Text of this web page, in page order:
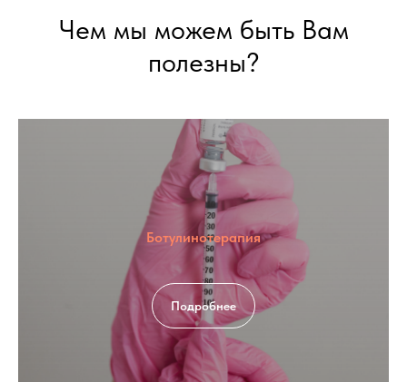
Чем мы можем быть Вам
полезны?
Ботулинотерапия
Подробнее